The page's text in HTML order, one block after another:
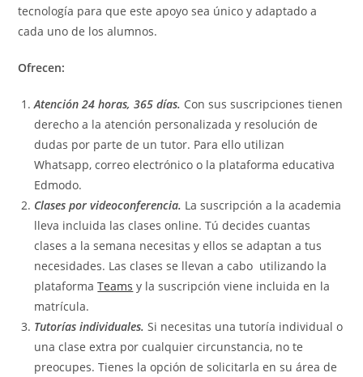
tecnología para que este apoyo sea único y adaptado a
cada uno de los alumnos.
Ofrecen:
Atención 24 horas, 365 días. Con sus suscripciones tienen
derecho a la atención personalizada y resolución de
dudas por parte de un tutor. Para ello utilizan
Whatsapp, correo electrónico o la plataforma educativa
Edmodo.
Clases por videoconferencia. La suscripción a la academia
lleva incluida las clases online. Tú decides cuantas
clases a la semana necesitas y ellos se adaptan a tus
necesidades. Las clases se llevan a cabo utilizando la
plataformaTeams y la suscripción viene incluida en la
matrícula.
Tutorías individuales. Si necesitas una tutoría individual o
una clase extra por cualquier circunstancia, no te
preocupes. Tienes la opción de solicitarla en su área de